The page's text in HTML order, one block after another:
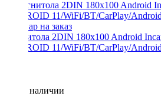
Магнитола 2DIN 180x100 Android
ANDROID 11/WiFi/BT/CarPlay/
Нет в наличии